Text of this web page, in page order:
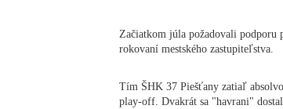
Začiatkom júla požadovali podporu
rokovaní mestského zastupiteľstva.
Tím ŠHK 37 Piešťany zatiaľ
play-off. Dvakrát sa "havrani"